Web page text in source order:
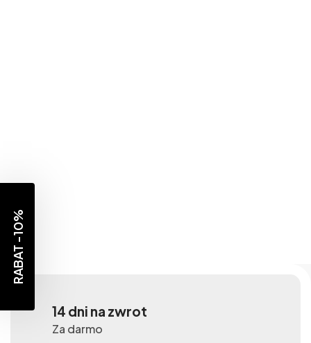
14 dni na zwrot
Za darmo
RABAT -10%